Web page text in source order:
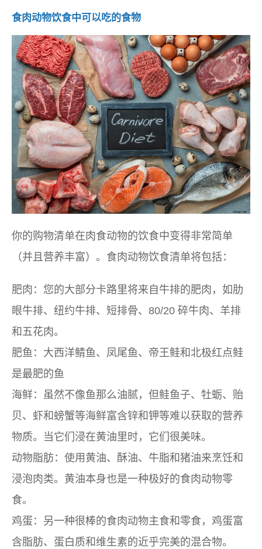
食肉动物饮食中可以吃的食物
你的购物清单在肉食动物的饮食中变得非常简单
（并且营养丰富）。食肉动物饮食清单将包括：
肥肉：您的大部分卡路里将来自牛排的肥肉，如肋
眼牛排、纽约牛排、短排骨、80/20 碎牛肉、羊排
和五花肉。
肥鱼：大西洋鲭鱼、凤尾鱼、帝王鲑和北极红点鲑
是最肥的鱼
海鲜：虽然不像鱼那么油腻，但鲑鱼子、牡蛎、贻
贝、虾和螃蟹等海鲜富含锌和钾等难以获取的营养
物质。当它们浸在黄油里时，它们很美味。
动物脂肪：使用黄油、酥油、牛脂和猪油来烹饪和
浸泡肉类。黄油本身也是一种极好的食肉动物零
食。
鸡蛋：另一种很棒的食肉动物主食和零食，鸡蛋富
含脂肪、蛋白质和维生素的近乎完美的混合物。